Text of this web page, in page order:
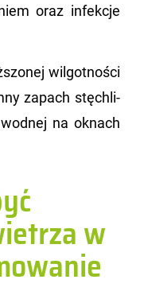
oraz in­fek­cje
wil­got­no­ści
za­pach stę­chli­
na oknach
w